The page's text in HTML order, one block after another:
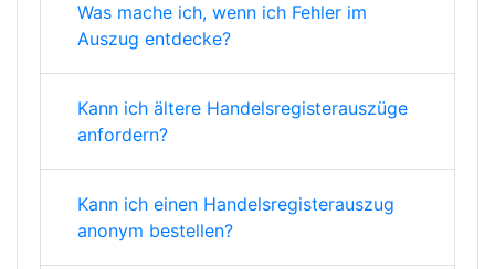
Was mache ich, wenn ich Fehler im
Auszug entdecke?
Kann ich ältere Handelsregisterauszüge
anfordern?
Kann ich einen Handelsregisterauszug
anonym bestellen?